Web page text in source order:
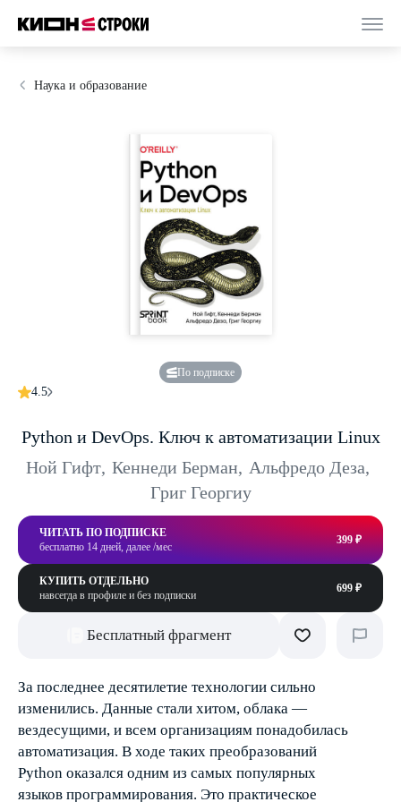
Наука и образование
По подписке
4.5
Python и DevOps. Ключ к автоматизации Linux
Ной Гифт, Кеннеди Берман, Альфредо Деза,
Григ Георгиу
ЧИТАТЬ ПО ПОДПИСКЕ
бесплатно 14 дней, далее /мес
399 ₽
КУПИТЬ ОТДЕЛЬНО
навсегда в профиле и без подписки
699 ₽
Бесплатный фрагмент
За последнее десятилетие технологии сильно
изменились. Данные стали хитом, облака —
вездесущими, и всем организациям понадобилась
автоматизация. В ходе таких преобразований
Python оказался одним из самых популярных
языков программирования. Это практическое